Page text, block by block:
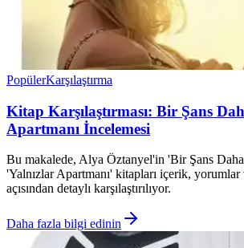
PopülerKarşılaştırma
Kitap Karşılaştırması: Bir Şans
Apartmanı İncelemesi
Bu makalede, Alya Öztanyel'in 'Bir Şans
'Yalnızlar Apartmanı' kitapları içerik,
açısından detaylı karşılaştırılıyor.
Daha fazla bilgi edinin